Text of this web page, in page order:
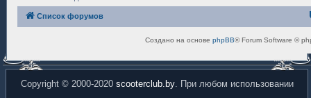
Список форумов
Создано на основе phpBB® Forum Software ©
Copyright © 2000-2020 scooterclub.by. При любом использовании